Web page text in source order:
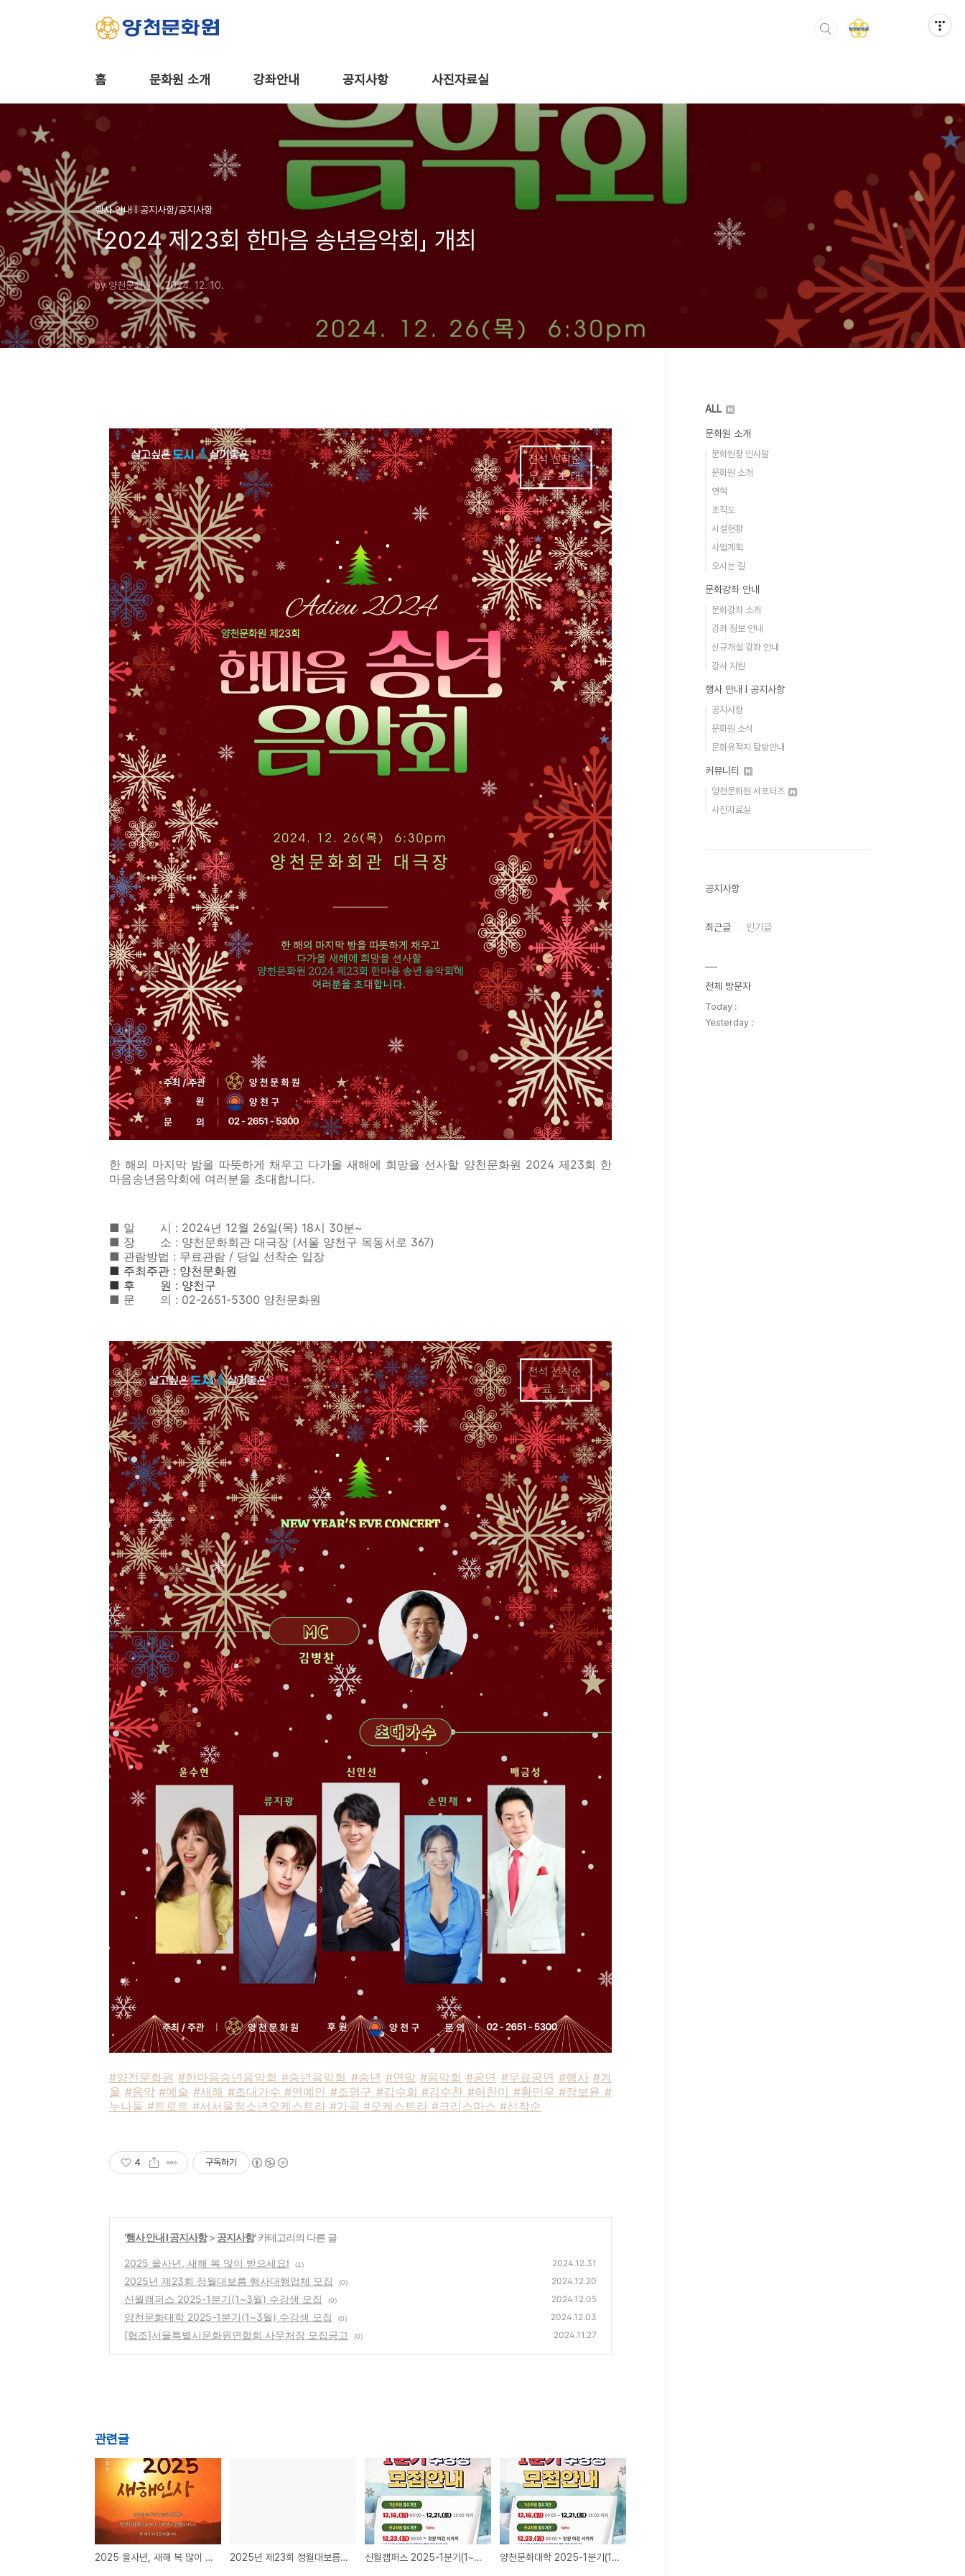
홈 문화원 소개 강좌안내 공지사항 사진자료실
행사 안내 Ι 공지사항/공지사항
「2024 제23회 한마음 송년음악회」 개최
by 양천문화원 2024. 12. 10.
한 해의 마지막 밤을 따뜻하게 채우고 다가올 새해에 희망을 선사할 양천문화원 2024 제23회 한
마음송년음악회에 여러분을 초대합니다.
■ 일 시 : 2024년 12월 26일(목) 18시 30분~
■ 장 소 : 양천문화회관 대극장 (서울 양천구 목동서로 367)
■ 관람방법 : 무료관람 / 당일 선착순 입장
■ 주최주관 : 양천문화원
■ 후 원 : 양천구
■ 문 의 : 02-2651-5300 양천문화원
#양천문화원 #한마음송년음악회 #송년음악회 #송년 #연말 #음악회 #공연 #무료공연 #행사 #겨
울 #음악 #예술 #새해 #초대가수 #연예인 #조영구 #김수희 #김수찬 #허찬미 #황민우 #장보윤 #
누나둘 #트로트 #서서울청소년오케스트라 #가곡 #오케스트라 #크리스마스 #선착순
4 구독하기
'행사 안내 Ι 공지사항> 공지사항' 카테고리의 다른 글
2025 을사년, 새해 복 많이 받으세요! (1) 2024.12.31
2025년 제23회 정월대보름 행사대행업체 모집 (0) 2024.12.20
신월캠퍼스 2025-1분기(1~3월) 수강생 모집 (0) 2024.12.05
양천문화대학 2025-1분기(1~3월) 수강생 모집 (0) 2024.12.03
[협조]서울특별시문화원연합회 사무처장 모집공고 (0) 2024.11.27
관련글
2025 을사년, 새해 복 많이 받으세요! 2025년 제23회 정월대보름 행사대행업체 모집 신월캠퍼스 2025-1분기(1~3월) 수강생 모집 양천문화대학 2025-1분기(1~3월) 수강생 모집
ALL
문화원 소개
문화원장 인사말
문화원 소개
연혁
조직도
시설현황
사업계획
오시는 길
문화강좌 안내
문화강좌 소개
강좌 정보 안내
신규개설 강좌 안내
강사 지원
행사 안내 Ι 공지사항
공지사항
문화원 소식
문화유적지 탐방안내
커뮤니티
양천문화원 서포터즈
사진자료실
공지사항
최근글 인기글
전체 방문자
Today :
Yesterday :